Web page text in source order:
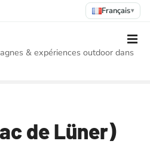
Français▾
& expériences outdoor dans
de Lüner)